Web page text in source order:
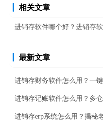
相关文章
进销存软件哪个好？进销存
最新文章
进销存财务软件怎么用？一
进销存记账软件怎么用？多
进销存erp系统怎么用？揭秘